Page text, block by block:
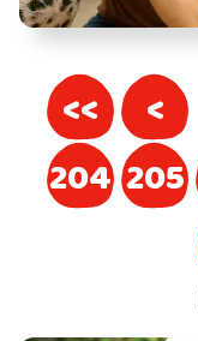
<< <
204 205